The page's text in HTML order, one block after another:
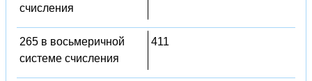
счисления
265 в восьмеричной
системе счисления
411